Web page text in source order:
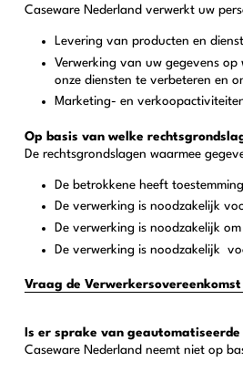
Caseware Nederland verwerkt uw
Levering van producten en
Verwerking van uw gegevens
onze diensten te verbeteren en
Marketing- en
Op basis van welke
De rechtsgrondslagen waarmee
De betrokkene heeft
De verwerking is noodzakelijk
De verwerking is noodzakelijk
De verwerking is noodzakelijk
Vraag de
Is er sprake van
Caseware Nederland neemt niet op